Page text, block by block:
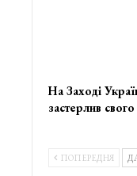
На Заході
застерлив
ПОПЕРЕДНЯ